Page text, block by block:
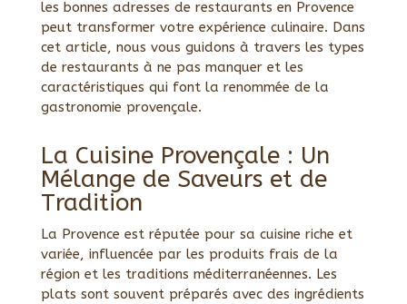
les bonnes adresses de restaurants en Provence
peut transformer votre expérience culinaire. Dans
cet article, nous vous guidons à travers les types
de restaurants à ne pas manquer et les
caractéristiques qui font la renommée de la
gastronomie provençale.
La Cuisine Provençale : Un
Mélange de Saveurs et de
Tradition
La Provence est réputée pour sa cuisine riche et
variée, influencée par les produits frais de la
région et les traditions méditerranéennes. Les
plats sont souvent préparés avec des ingrédients